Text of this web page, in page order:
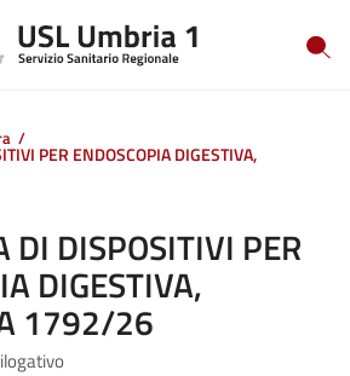
/
PER ENDOSCOPIA DIGESTIVA,
DI DISPOSITIVI PER
DIGESTIVA,
1792/26